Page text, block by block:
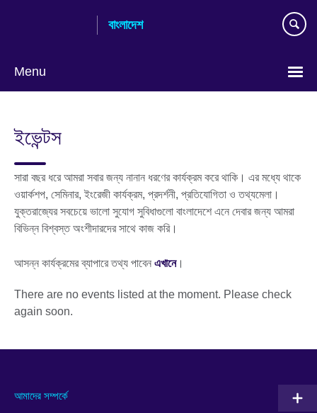
বাংলাদেশ
Menu
language
ইভেন্টস
সারা বছর ধরে আমরা সবার জন্য নানান ধরণের কার্যক্রম করে থাকি। এর মধ্যে থাকে
ওয়ার্কশপ, সেমিনার, ইংরেজী কার্যক্রম, প্রদর্শনী, প্রতিযোগিতা ও তথ্যমেলা।
যুক্তরাজ্যের সবচেয়ে ভালো সুযোগ সুবিধাগুলো বাংলাদেশে এনে দেবার জন্য আমরা
বিভিন্ন বিশ্বস্ত অংশীদারদের সাথে কাজ করি।
আসন্ন কার্যক্রমের ব্যাপারে তথ্য পাবেন এখানে।
There are no events listed at the moment. Please check
again soon.
আমাদের সম্পর্কে